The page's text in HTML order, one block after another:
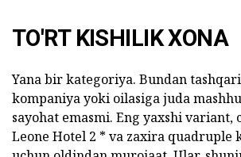
TO'RT KISHILIK XONA
Yana bir kategoriya. Bundan
kompaniya yoki oilasiga juda
sayohat emasmi. Eng yaxshi variant,
Leone Hotel 2 * va zaxira